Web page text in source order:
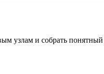
узлам и собрать понятный